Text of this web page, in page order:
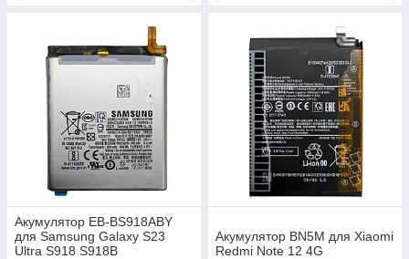
Акумулятор EB-BS918ABY
для Samsung Galaxy S23
Ultra S918 S918B
Акумулятор BN5M для Xiaomi
Redmi Note 12 4G